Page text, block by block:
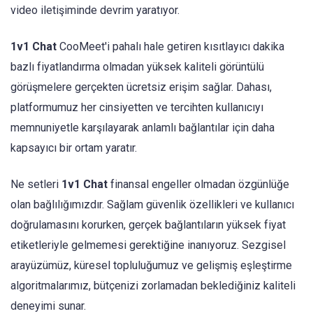
video iletişiminde devrim yaratıyor.
1v1 Chat CooMeet'i pahalı hale getiren kısıtlayıcı dakika
bazlı fiyatlandırma olmadan yüksek kaliteli görüntülü
görüşmelere gerçekten ücretsiz erişim sağlar. Dahası,
platformumuz her cinsiyetten ve tercihten kullanıcıyı
memnuniyetle karşılayarak anlamlı bağlantılar için daha
kapsayıcı bir ortam yaratır.
Ne setleri 1v1 Chat finansal engeller olmadan özgünlüğe
olan bağlılığımızdır. Sağlam güvenlik özellikleri ve kullanıcı
doğrulamasını korurken, gerçek bağlantıların yüksek fiyat
etiketleriyle gelmemesi gerektiğine inanıyoruz. Sezgisel
arayüzümüz, küresel topluluğumuz ve gelişmiş eşleştirme
algoritmalarımız, bütçenizi zorlamadan beklediğiniz kaliteli
deneyimi sunar.